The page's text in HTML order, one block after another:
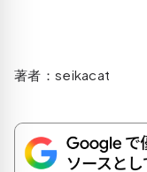
著者：seikacat